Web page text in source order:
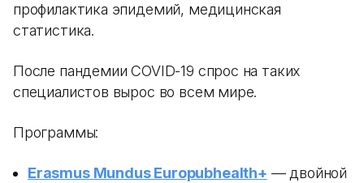
профилактика эпидемий, медицинская
статистика.
После пандемии COVID-19 спрос на таких
специалистов вырос во всем мире.
Программы:
Erasmus Mundus Europubhealth+ — двойной